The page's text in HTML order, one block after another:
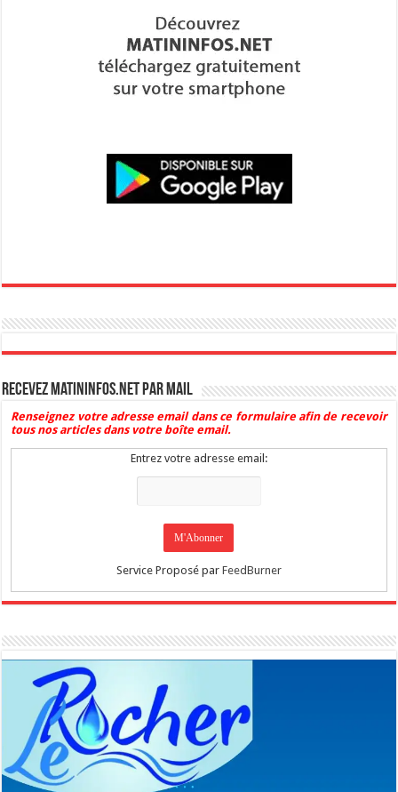
Recevez Matininfos.net par mail
Renseignez votre adresse email dans ce formulaire afin de recevoir
tous nos articles dans votre boîte email.
Entrez votre adresse email:
Service Proposé par FeedBurner